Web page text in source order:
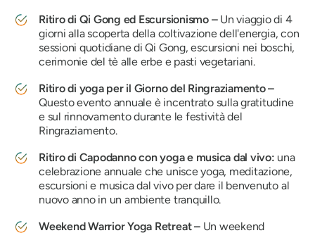
Ritiro di Qi Gong ed Escursionismo – Un viaggio di 4
giorni alla scoperta della coltivazione dell'energia, con
sessioni quotidiane di Qi Gong, escursioni nei boschi,
cerimonie del tè alle erbe e pasti vegetariani.
Ritiro di yoga per il Giorno del Ringraziamento –
Questo evento annuale è incentrato sulla gratitudine
e sul rinnovamento durante le festività del
Ringraziamento.
Ritiro di Capodanno con yoga e musica dal vivo: una
celebrazione annuale che unisce yoga, meditazione,
escursioni e musica dal vivo per dare il benvenuto al
nuovo anno in un ambiente tranquillo.
Weekend Warrior Yoga Retreat – Un weekend